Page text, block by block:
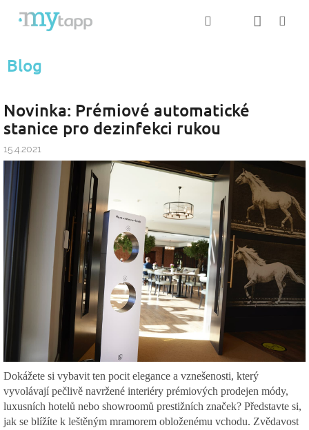
Přihlášení
Blog
Novinka: Prémiové automatické
stanice pro dezinfekci rukou
15.4.2021
Dokážete si vybavit ten pocit elegance a vznešenosti, který
vyvolávají pečlivě navržené interiéry prémiových prodejen módy,
luxusních hotelů nebo showroomů prestižních značek? Představte si,
jak se blížíte k leštěným mramorem obloženému vchodu. Zvědavost